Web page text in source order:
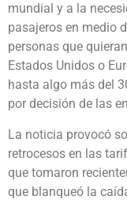
mundial y a la
pasajeros en medio
personas que
Estados Unidos o
hasta algo más del
por decisión de las
La noticia provocó
retrocesos en las
que tomaron
que blanqueó la